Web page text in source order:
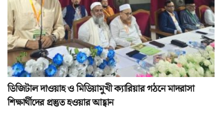
ডিজিটাল দাওয়াহ ও মিডিয়ামুখী ক্যারিয়ার গঠনে মাদরাসা
শিক্ষার্থীদের প্রস্তুত হওয়ার আহ্বান